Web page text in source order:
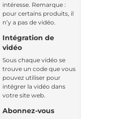
intéresse. Remarque :
pour certains produits, il
n’y a pas de vidéo.
Intégration de
vidéo
Sous chaque vidéo se
trouve un code que vous
pouvez utiliser pour
intégrer la vidéo dans
votre site web.
Abonnez-vous